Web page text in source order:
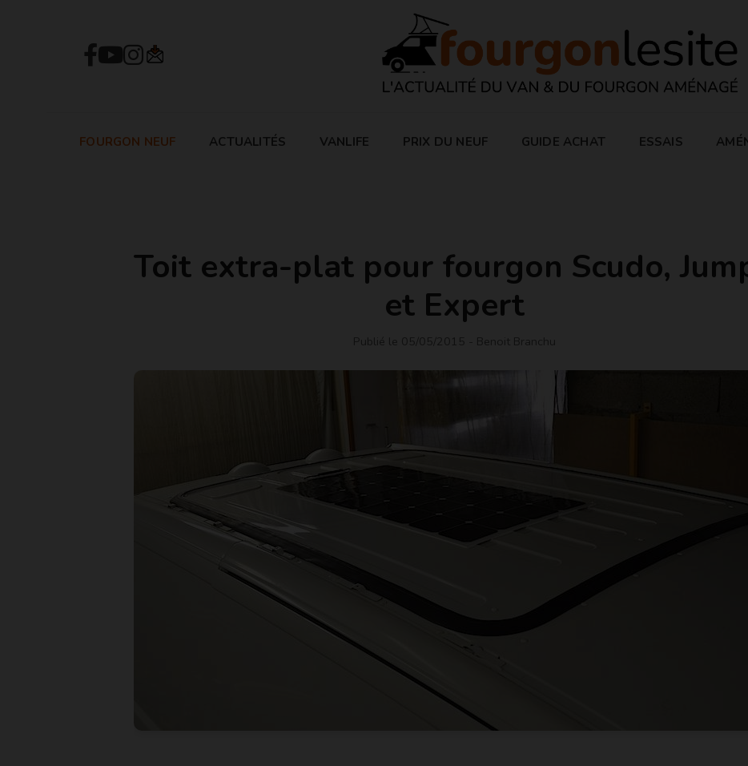
FOURGON NEUF ACTUALITÉS VANLIFE PRIX DU NEUF GUIDE ACHAT ESSAIS
Toit extra-plat pour fourgon Scudo,
et Expert